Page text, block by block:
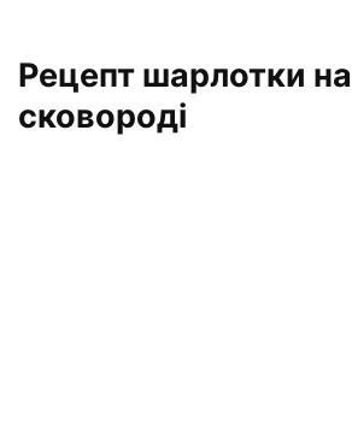
Рецепт шарлотки на
сковороді